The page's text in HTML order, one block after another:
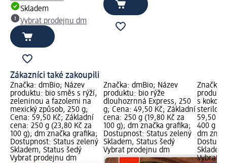
Skladem
Vybrat prodejnu dm
Zákazníci také zakoupili
Značka: dmBio; Název
produktu: bio směs s rýží,
zeleninou a fazolemi na
mexický způsob, 250 g;
Cena: 59,50 Kč; Základní
cena: 250 g (23,80 Kč za
100 g); dm značka grafika;
Dostupnost: Status zelený
Skladem, Status šedý
Vybrat prodejnu dm
Značka: dmBio; Název
produktu: bio rýže
dlouhozrnná Express, 250
g; Cena: 49,50 Kč; Základní
cena: 250 g (19,80 Kč za
100 g); dm značka grafika;
Dostupnost: Status zelený
Skladem, Status šedý
Vybrat prodejnu dm
Značka:
s
59,50
400 g
dm
Vybrat